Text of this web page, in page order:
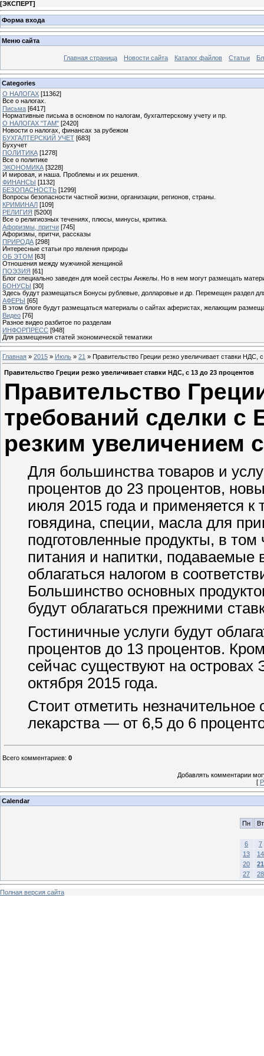
[ЭКСПЕРТ]
Форма входа
Меню сайта
Главная страница Новости сайта Каталог файлов Статьи
Categories
О НАЛОГАХ [11362]
Все о налогах.
Письма [6417]
Нормативные письма в основном по налогам, бухгалтерскому учету и пр.
О НАЛОГАХ "ТАМ" [2420]
Новости о налогах, финансах за рубежом
БУХГАЛТЕРСКИЙ УЧЕТ [683]
Бухучет
ПОЛИТИКА [1278]
Все о политике
ЭКОНОМИКА [3228]
И мировая, и наша. Проблемы и их решения.
ФИНАНСЫ [1132]
БЕЗОПАСНОСТЬ [1299]
Вопросы безопасности частной жизни, организации, регионов, страны.
КРИМИНАЛ [109]
РЕЛИГИЯ [5200]
Все о религиозных течениях, плюсы, минусы, критика.
Афоризмы, притчи [745]
Афоризмы, притчи, рассказы
ПРИРОДА [298]
Интересные статьи про явления природы
ОБ ЭТОМ [63]
Отношения между мужчиной женщиной
ПОЭЗИЯ [61]
Блог специально заведен для моей сестры Анжелы. Но в нем могут размещать
БОНУСЫ [30]
Здесь будут размещаться Бонусы рублевые, долларовые и др. Перемещен раздел
АФЕРЫ [65]
В этом блоге будут размещаться материалы о сайтах аферистах, желающим
Видео [76]
Разное видео разбитое по разделам
ИНФОРПРЕСС [948]
Для размещения статей экономической тематики
Главная » 2015 » Июль » 21 » Правительство Греции резко увеличивает ставки НДС,
Правительство Греции резко увеличивает ставки НДС, с 13 до 23 процентов
Правительство
требований сделки
резким увеличением
Для большинства товаров и
процентов до 23 процентов,
июля 2015 года и применяется к
говядина, специи, масла для
подготовленные продукты, в
питания и напитки, подаваемые
облагаться налогом в
Большинство основных
будут облагаться прежними
Гостиничные услуги будут
процентов до 13 процентов.
сейчас существуют на островах
октября 2015 года.
Стоит отметить
лекарства — от 6,5 до 6
Всего комментариев: 0
Добавлять комментарии
[
Calendar
Пн Вт
6
7
13
14
20
21
27
28
Полная версия сайта